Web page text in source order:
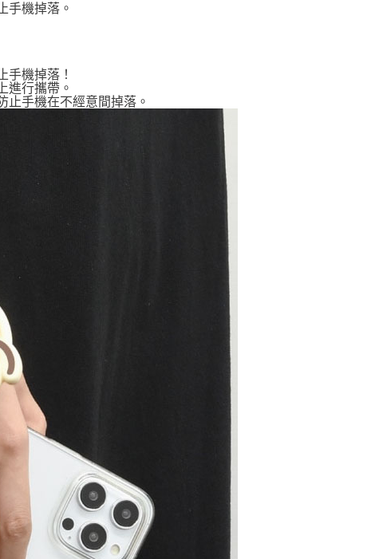
手機掉落。
手機掉落！
進行攜帶。
止手機在不經意間掉落。